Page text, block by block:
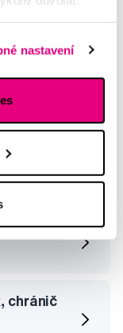
nastavení
chránič